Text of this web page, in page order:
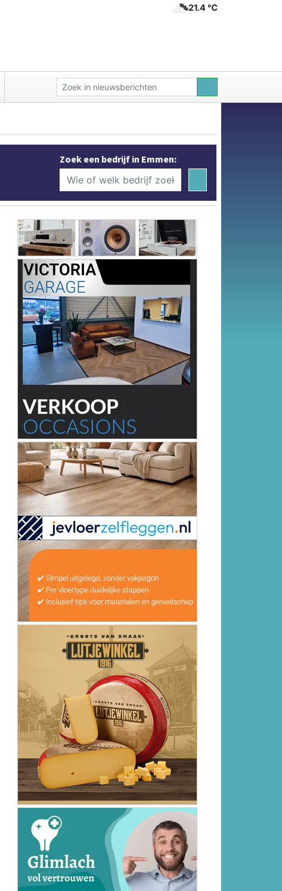
21.4 ℃
Zoek een bedrijf in Emmen: